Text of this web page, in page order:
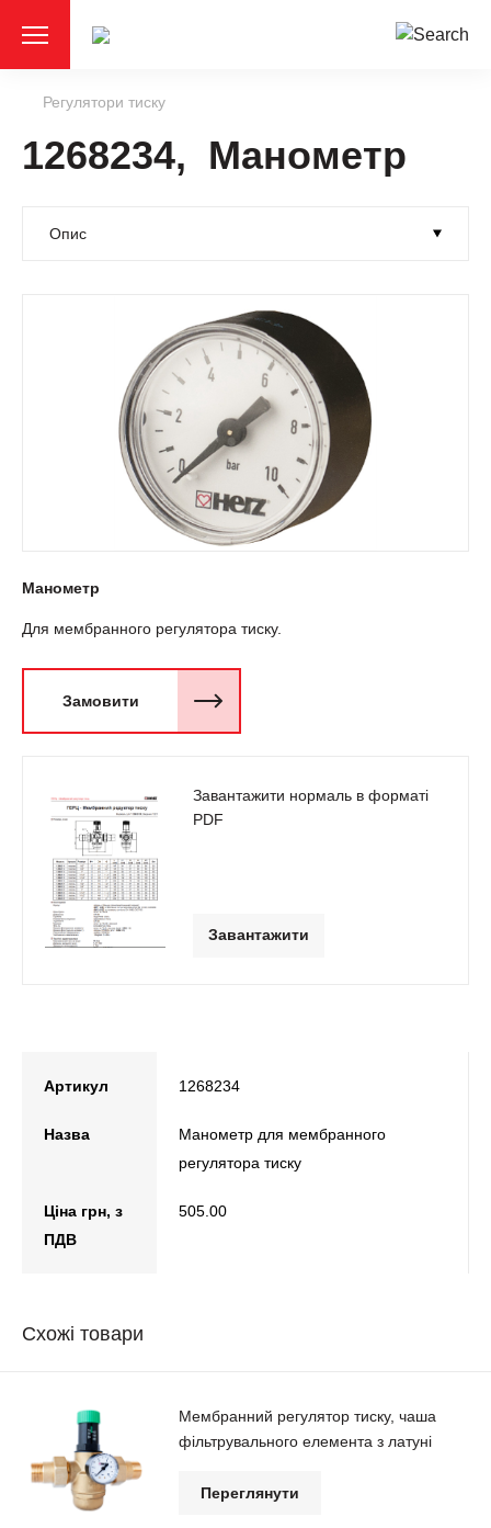
Регулятори тиску
1268234, Манометр
Манометр
Для мембранного регулятора тиску.
Замовити
Завантажити нормаль в форматі
PDF
Завантажити
Артикул 1268234
Назва
Манометр для мембранного
регулятора тиску
Ціна грн, з
ПДВ
505.00
Схожі товари
Мембранний регулятор тиску, чаша
фільтрувального елемента з латуні
Переглянути